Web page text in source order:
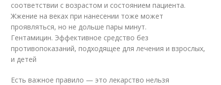
соответствии с возрастом и состоянием пациента.
Жжение на веках при нанесении тоже может
проявляться, но не дольше пары минут.
Гентамицин. Эффективное средство без
противопоказаний, подходящее для лечения и взрослых,
и детей
Есть важное правило — это лекарство нельзя